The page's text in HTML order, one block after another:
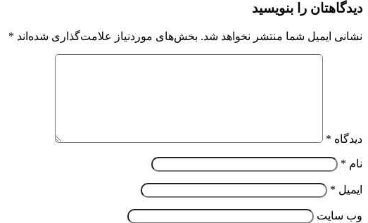
دیدگاهتان را بنویسید
نشانی ایمیل شما منتشر نخواهد شد. بخش‌های موردنیاز علامت‌گذاری شده‌اند *
دیدگاه *
نام *
ایمیل *
وب‌ سایت